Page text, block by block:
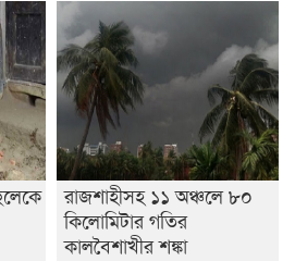
রাজশাহীসহ ১১ অঞ্চলে ৮০
কিলোমিটার গতির
কালবৈশাখীর শঙ্কা